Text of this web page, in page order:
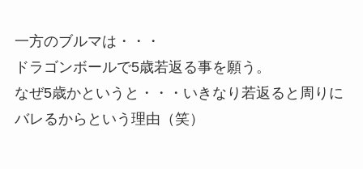
一方のブルマは・・・
ドラゴンボールで5歳若返る事を願う。
なぜ5歳かというと・・・いきなり若返ると周りに
バレるからという理由（笑）